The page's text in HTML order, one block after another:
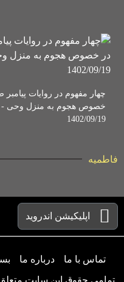
چهار مفهوم در روایات پیامبر
خصوص هجوم به منزل وحی -
1402/09/19
فاطمیه
اپلیکیشن اندروید
تماس با ما درباره ما
تمامی حقوق این سایت